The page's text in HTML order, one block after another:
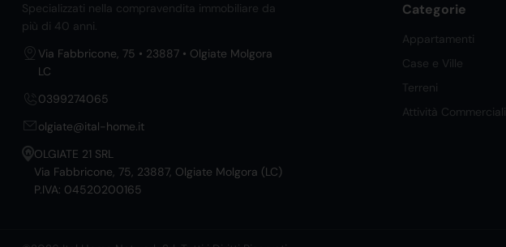
Specializzati nella compravendita immobiliare da
più di 40 anni.
Via Fabbricone, 75 • 23887 • Olgiate Molgora
LC
0399274065
olgiate@ital-home.it
OLGIATE 21 SRL
Via Fabbricone, 75, 23887, Olgiate Molgora (LC)
P.IVA: 04520200165
Categorie
Appartamenti
Case e Ville
Terreni
Attività Commerciali